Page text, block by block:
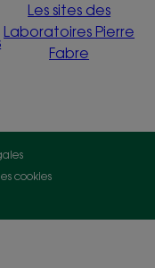
Les sites des
Laboratoires Pierre
Fabre
cookies